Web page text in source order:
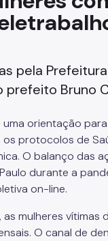
pela
prefeito Bruno
orientação
protocolos de
O balanço das
durante a
on-line.
mulheres vítimas
O canal de